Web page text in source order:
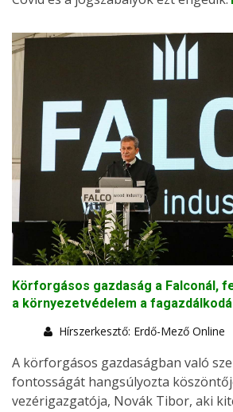
Körforgásos gazdaság a Falconál,
a környezetvédelem a
Hírszerkesztő: Erdő-Mező Online
A körforgásos gazdaságban való
fontosságát hangsúlyozta
vezérigazgatója, Novák Tibor, aki